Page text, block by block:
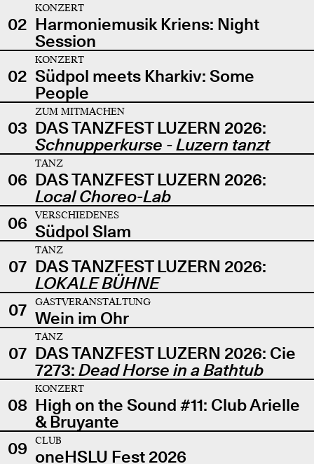
02
KONZERT
Harmoniemusik Kriens: Night
Session
02
KONZERT
Südpol meets Kharkiv: Some
People
03
ZUM MITMACHEN
DAS TANZFEST LUZERN 2026:
Schnupperkurse - Luzern tanzt
06
TANZ
DAS TANZFEST LUZERN 2026:
Local Choreo-Lab
06
VERSCHIEDENES
Südpol Slam
07
TANZ
DAS TANZFEST LUZERN 2026:
LOKALE BÜHNE
07
GASTVERANSTALTUNG
Wein im Ohr
07
TANZ
DAS TANZFEST LUZERN 2026: Cie
7273: Dead Horse in a Bathtub
08
KONZERT
High on the Sound #11: Club Arielle
& Bruyante
09
CLUB
oneHSLU Fest 2026